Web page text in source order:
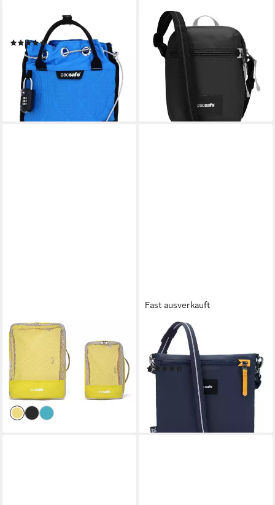
Packsack Travelsafe
(1)
69,90 € UVP119,90 €
-42%
lieferbar - in 2-3 Werktagen bei dir
PACSAFE
Schultertasche Pacsafe Go,
Polyester
46,67 €
54,90 €
lieferbar - in 2-3 Werktagen bei dir
PACSAFE
Packsack Packing Cubes (Set,
3-tlg)
33,92 €
UVP39,90 €
lieferbar - in 2-3 Werktagen bei dir
Fast ausverkauft
PACSAFE
Umhängetasche Pacsafe Go,
Polyester
ab 45,00 €
lieferbar - in 2-3 Werktagen bei dir